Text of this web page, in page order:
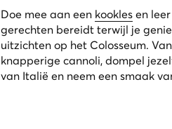
Doe mee aan een kooklesen leer
gerechten bereidt terwijl je
uitzichten op het Colosseum.
knapperige cannoli, dompel
van Italië en neem een smaak